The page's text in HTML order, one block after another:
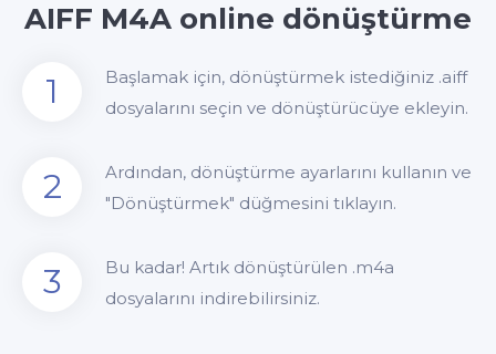
AIFF M4A online dönüştürme
1
Başlamak için, dönüştürmek istediğiniz .aiff
dosyalarını seçin ve dönüştürücüye ekleyin.
2
Ardından, dönüştürme ayarlarını kullanın ve
"Dönüştürmek" düğmesini tıklayın.
3
Bu kadar! Artık dönüştürülen .m4a
dosyalarını indirebilirsiniz.